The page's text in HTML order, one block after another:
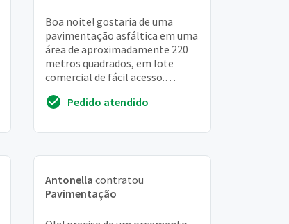
Boa noite! gostaria de uma
pavimentação asfáltica em uma
área de aproximadamente 220
metros quadrados, em lote
comercial de fácil acesso.
um preparo ante...
Pedido atendido
Antonella contratou
Pavimentação